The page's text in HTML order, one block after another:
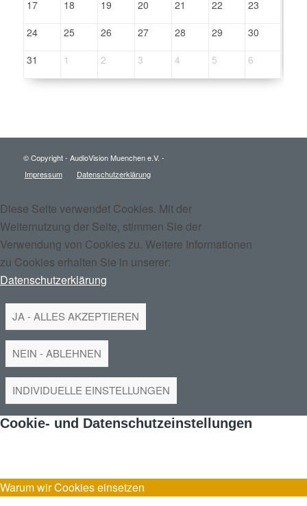
17 18 19 20 21 22
23
24
25 26 27 28 29
30
31
1 2 3 4 5 6
© Copyright - AudioVision Muenchen e.V. -
Impressum
Datenschutzerklärung
Diese Seite verwendet Cookies. Mit der
Weiternutzung der Seite, stimmen Sie der
Verwendung von Cookies zu. Weitere Informationen
zu Cookies erhalten Sie in unserer:
Datenschutzerklärung
JA - ALLES AKZEPTIEREN
NEIN - ABLEHNEN
INDIVIDUELLE EINSTELLUNGEN
Cookie- und Datenschutzeinstellungen
Warum wir Cookies einsetzen